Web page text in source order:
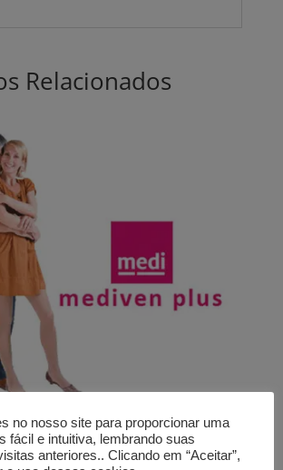
Relacionados
no nosso site para proporcionar uma
fácil e intuitiva, lembrando suas
anteriores.. Clicando em “Aceitar”,